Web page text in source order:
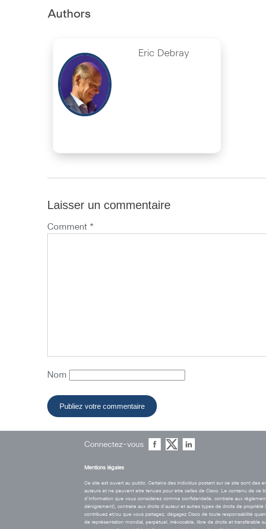
Authors
Eric Debray
Laisser un commentaire
Comment *
Nom
Connectez-vous
Mentions légales
Ce site est ouvert au public. Certains des individus postant sur ce site sont des
auteurs et ne peuvent etre tenues pour etre celles de Cisco. Le contenu de ce
d’information que vous considérez comme confidentielle, contraire aux
dénigrement), contraire aux droits d’auteur et autres types de droits de
contribuez et/ou que vous partagez, dégagez Cisco de toute responsabilité
de représentation mondial, perpétuel, irrévocable, libre de droits et transférable